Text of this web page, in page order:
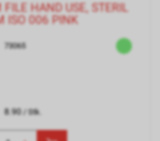
HAND USE, STERIL
ISO 006 PINK
73065
8.90/ Stk.